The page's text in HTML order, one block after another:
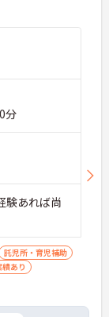
分
あれば尚
託児所・育児補助
あり